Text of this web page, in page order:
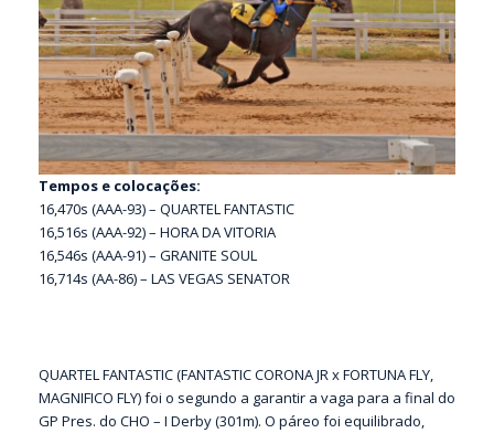
Tempos e colocações:
16,470s (AAA-93) – QUARTEL FANTASTIC
16,516s (AAA-92) – HORA DA VITORIA
16,546s (AAA-91) – GRANITE SOUL
16,714s (AA-86) – LAS VEGAS SENATOR
QUARTEL FANTASTIC (FANTASTIC CORONA JR x FORTUNA FLY,
MAGNIFICO FLY) foi o segundo a garantir a vaga para a final do
GP Pres. do CHO – I Derby (301m). O páreo foi equilibrado,